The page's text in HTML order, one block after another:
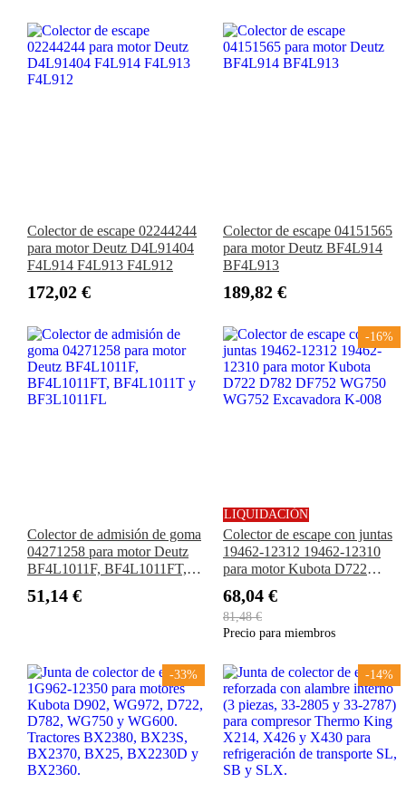
Colector de escape 02244244
para motor Deutz D4L91404
F4L914 F4L913 F4L912
172,02 €
Colector de escape 04151565
para motor Deutz BF4L914
BF4L913
189,82 €
Colector de admisión de goma
04271258 para motor Deutz
BF4L1011F, BF4L1011FT,
51,14 €
-16%
LIQUIDACIÓN
Colector de escape con juntas
19462-12312 19462-12310
para motor Kubota D722
Excavadora K-008
68,04 €
81,48 €
Precio para miembros
-33% -14%